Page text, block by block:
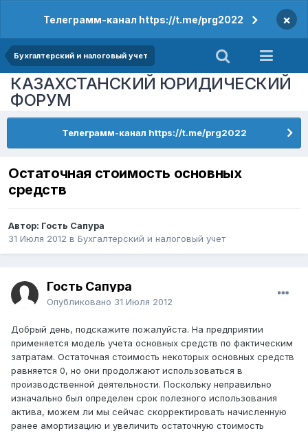
Телеграмм-канал https://t.me/prg2022 ×
Бухгалтерский и налоговый учет
КАЗАХСТАНСКИЙ ЮРИДИЧЕСКИЙ
ФОРУМ
Телеграмм-канал https://t.me/prg2022
Остаточная стоимость основных
средств
Автор: Гость Сапура
31 Июля 2012 в Бухгалтерский и налоговый учет
Гость Сапура
Опубликовано 31 Июля 2012
Добрый день, подскажите пожалуйста. На предприятии
применяется модель учета основных средств по фактическим
затратам. Остаточная стоимость некоторых основных средств
равняется 0, но они продолжают использоваться в
производственной деятельности. Поскольку неправильно
изначально был определен срок полезного использования
актива, можем ли мы сейчас скорректировать начисленную
ранее амортизацию и увеличить остаточную стоимость